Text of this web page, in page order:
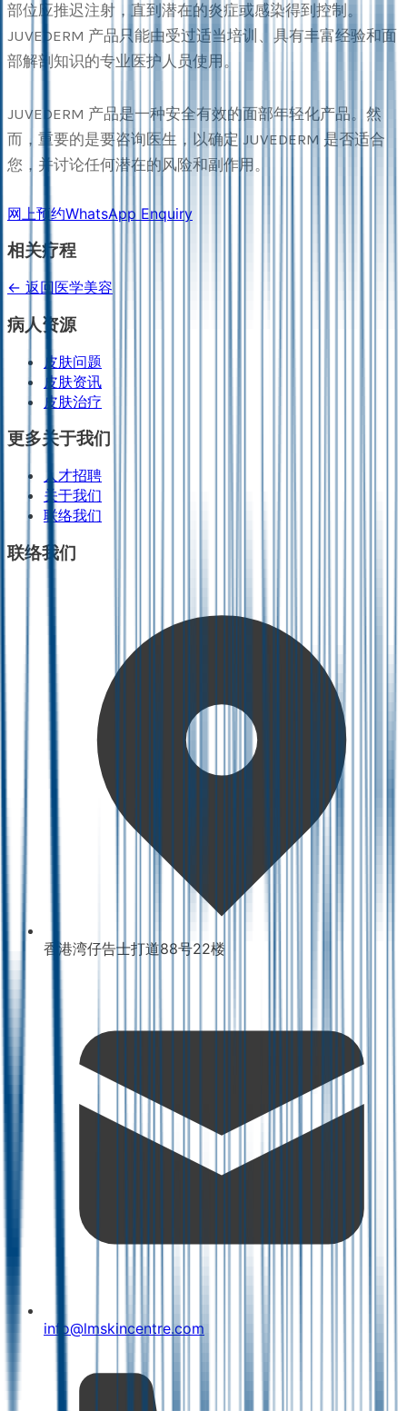
部位应推迟注射，直到潜在的炎症或感染得到控制。
JUVEDERM 产品只能由受过适当培训、具有丰富经验和面
部解剖知识的专业医护人员使用。
JUVEDERM 产品是一种安全有效的面部年轻化产品。然
而，重要的是要咨询医生，以确定 JUVEDERM 是否适合
您，并讨论任何潜在的风险和副作用。
网上预约WhatsApp Enquiry
相关疗程
← 返回医学美容
病人资源
皮肤问题
皮肤资讯
皮肤治疗
更多关于我们
人才招聘
关于我们
联络我们
联络我们
香港湾仔告士打道88号22楼
info@lmskincentre.com